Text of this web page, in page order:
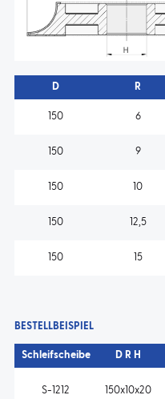
D R
150 6
150 9
150 10
150 12,5
150 15
BESTELLBEISPIEL
Schleifscheibe D R H
S-1212 150x10x20